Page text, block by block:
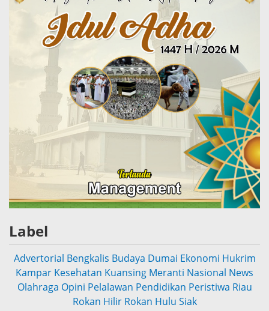
Label
Advertorial Bengkalis Budaya Dumai Ekonomi Hukrim
Kampar Kesehatan Kuansing Meranti Nasional News
Olahraga Opini Pelalawan Pendidikan Peristiwa Riau
Rokan Hilir Rokan Hulu Siak